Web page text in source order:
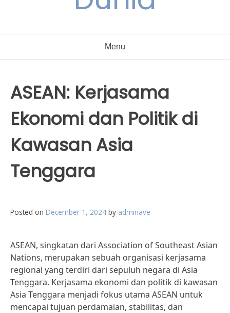
Menu
ASEAN: Kerjasama
Ekonomi dan Politik di
Kawasan Asia
Tenggara
Posted on December 1, 2024 by adminave
ASEAN, singkatan dari Association of Southeast Asian
Nations, merupakan sebuah organisasi kerjasama
regional yang terdiri dari sepuluh negara di Asia
Tenggara. Kerjasama ekonomi dan politik di kawasan
Asia Tenggara menjadi fokus utama ASEAN untuk
mencapai tujuan perdamaian, stabilitas, dan